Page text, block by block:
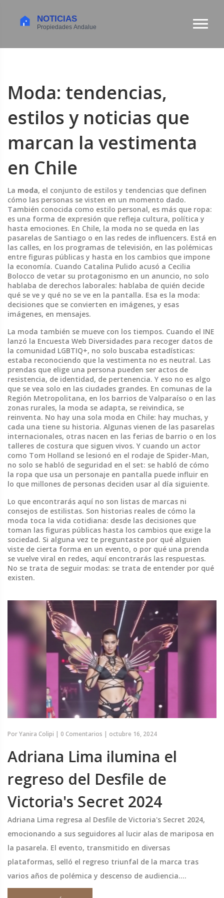
Moda: tendencias,
estilos y noticias que
marcan la vestimenta
en Chile
La moda, el conjunto de estilos y tendencias que definen
cómo las personas se visten en un momento dado.
También conocida como estilo personal, es más que ropa:
es una forma de expresión que refleja cultura, política y
hasta emociones. En Chile, la moda no se queda en las
pasarelas de Santiago o en las redes de influencers. Está en
las calles, en los programas de televisión, en las polémicas
entre figuras públicas y hasta en los cambios que impone
la economía. Cuando Catalina Pulido acusó a Cecilia
Bolocco de vetar su protagonismo en un anuncio, no solo
hablaba de derechos laborales: hablaba de quién decide
qué se ve y qué no se ve en la pantalla. Esa es la moda:
decisiones que se convierten en imágenes, y esas
imágenes, en mensajes.
La moda también se mueve con los tiempos. Cuando el INE
lanzó la Encuesta Web Diversidades para recoger datos de
la comunidad LGBTIQ+, no solo buscaba estadísticas:
estaba reconociendo que la vestimenta no es neutral. Las
prendas que elige una persona pueden ser actos de
resistencia, de identidad, de pertenencia. Y eso no es algo
que se vea solo en las ciudades grandes. En comunas de la
Región Metropolitana, en los barrios de Valparaíso o en las
zonas rurales, la moda se adapta, se reivindica, se
reinventa. No hay una sola moda en Chile: hay muchas, y
cada una tiene su historia. Algunas vienen de las pasarelas
internacionales, otras nacen en las ferias de barrio o en los
talleres de costura que siguen vivos. Y cuando un actor
como Tom Holland se lesionó en el rodaje de Spider-Man,
no solo se habló de seguridad en el set: se habló de cómo
la ropa que usa un personaje en pantalla puede influir en
lo que millones de personas deciden usar al día siguiente.
Lo que encontrarás aquí no son listas de marcas ni
consejos de estilistas. Son historias reales de cómo la
moda toca la vida cotidiana: desde las decisiones que
toman las figuras públicas hasta los cambios que exige la
sociedad. Si alguna vez te preguntaste por qué alguien
viste de cierta forma en un evento, o por qué una prenda
se vuelve viral en redes, aquí encontrarás las respuestas.
No se trata de seguir modas: se trata de entender por qué
existen.
PorYanira Colipi | 0 Comentarios | octubre 16, 2024
Adriana Lima ilumina el
regreso del Desfile de
Victoria's Secret 2024
Adriana Lima regresa al Desfile de Victoria's Secret 2024,
emocionando a sus seguidores al lucir alas de mariposa en
la pasarela. El evento, transmitido en diversas
plataformas, selló el regreso triunfal de la marca tras
varios años de polémica y descenso de audiencia.
Acompañada por modelos icónicas y actuaciones